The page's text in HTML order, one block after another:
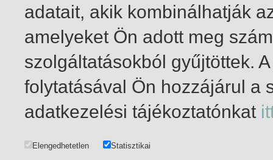
1-20 / összesen 49 találat
adatait, akik kombinálhatják
amelyeket Ön adott meg
szolgáltatásokból gyűjtöttek.
folytatásával Ön hozzájárul a
adatkezelési tájékoztatónkat
Elengedhetetlen Statisztikai